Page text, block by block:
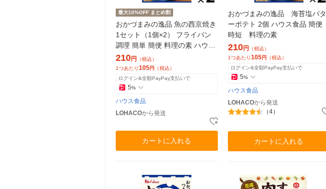
最大10%OFF まとめ割
おかづまみの逸品 魚の西京焼き
1セット（1個×2） フライパン
調理 簡単 簡便 料理の素 ハウス
食品 おかず おつまみ つま
み
210円
（税込）
1つあたり105円 （税込）
ログイン&全額PayPay支払いで
5%
ハウス食品
LOHACOから発送
カートに入れる
おかづまみの逸品 海苔塩バタ
ーポテト 2個 ハウス食品 簡便
時短 料理の素
210円
（税込）
1つあたり105円 （税込）
ログイン&全額PayPay支払いで
5%
ハウス食品
LOHACOから発送
（4）
カートに入れる